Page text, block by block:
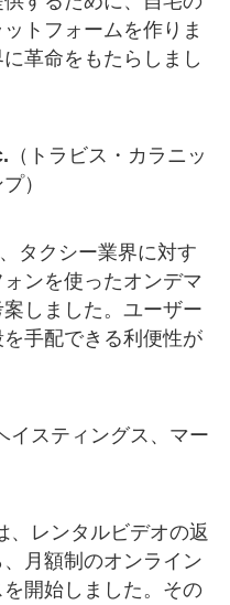
トフォームを作りま
革命をもたらしまし
（トラビス・カラニッ
）
タクシー業界に対す
ンを使ったオンデマ
しました。ユーザー
手配できる利便性が
イスティングス、マー
、レンタルビデオの返
月額制のオンライン
開始しました。その